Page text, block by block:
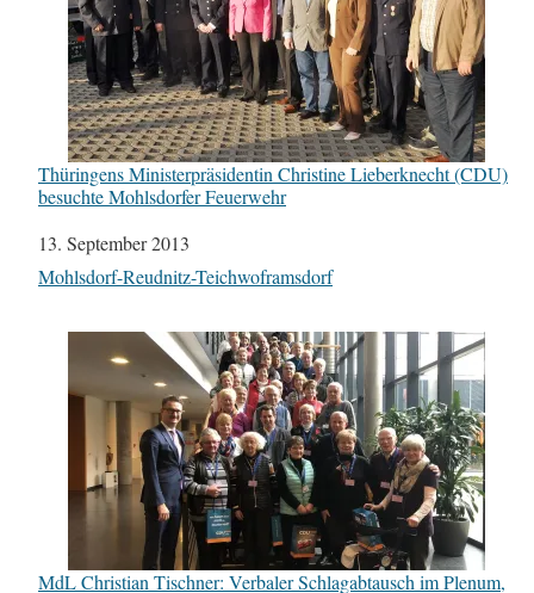
Thüringens Ministerpräsidentin Christine Lieberknecht (CDU)
besuchte Mohlsdorfer Feuerwehr
Datum
13. September 2013
In Bezug auf
Mohlsdorf-Reudnitz-Teichwoframsdorf
MdL Christian Tischner: Verbaler Schlagabtausch im Plenum,